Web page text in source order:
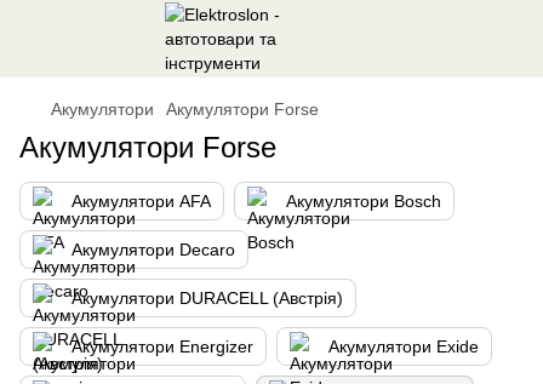
Акумулятори Акумулятори Forse
Акумулятори Forse
Акумулятори AFA Акумулятори Bosch
Акумулятори Decaro
Акумулятори DURACELL (Австрія)
Акумулятори Energizer Акумулятори Exide